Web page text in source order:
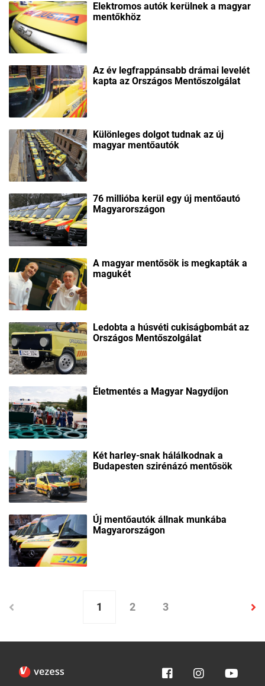
Elektromos autók kerülnek a magyar
mentőkhöz
Az év legfrappánsabb drámai levelét
kapta az Országos Mentőszolgálat
Különleges dolgot tudnak az új
magyar mentőautók
76 millióba kerül egy új mentőautó
Magyarországon
A magyar mentősök is megkapták a
magukét
Ledobta a húsvéti cukiságbombát az
Országos Mentőszolgálat
Életmentés a Magyar Nagydíjon
Két harley-snak hálálkodnak a
Budapesten szirénázó mentősök
Új mentőautók állnak munkába
Magyarországon
1 2 3